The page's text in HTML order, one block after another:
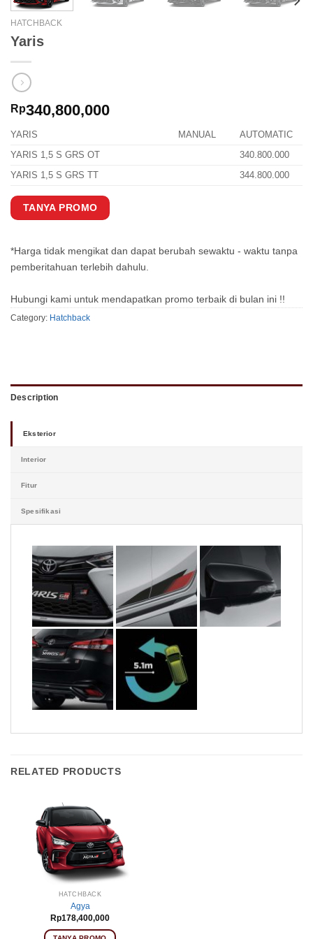
HATCHBACK
Yaris
Rp340,800,000
YARIS MANUAL
AUTOMATIC
YARIS 1,5 S GRS OT
340.800.000
YARIS 1,5 S GRS TT
344.800.000
TANYA PROMO
*Harga tidak mengikat dan dapat berubah sewaktu - waktu tanpa
pemberitahuan terlebih dahulu.
Hubungi kami untuk mendapatkan promo terbaik di bulan ini !!
Category: Hatchback
Description
Eksterior
Interior
Fitur
Spesifikasi
RELATED PRODUCTS
HATCHBACK
Agya
Rp178,400,000